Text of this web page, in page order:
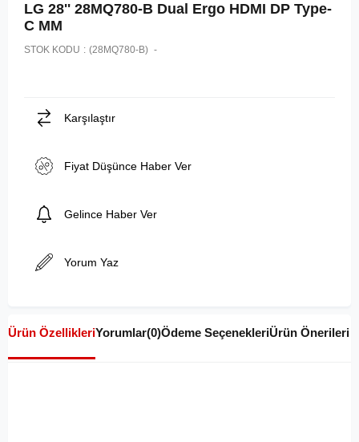
LG 28'' 28MQ780-B Dual Ergo HDMI DP Type-
C MM
STOK KODU (28MQ780-B)
Karşılaştır
Fiyat Düşünce Haber Ver
Gelince Haber Ver
Yorum Yaz
Ürün ÖzellikleriYorumlar(0)Ödeme SeçenekleriÜrün Önerileri